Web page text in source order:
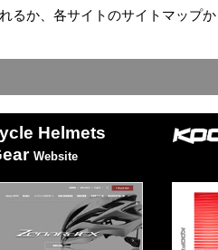
か、各サイトのサイトマップ
Helmets
Website